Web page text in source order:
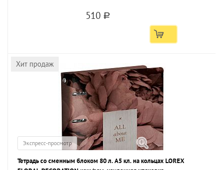
510 a
Хит продаж
Экспресс-просмотр
Тетрадь со сменным блоком 80 л. А5 кл. на кольцах LOREX